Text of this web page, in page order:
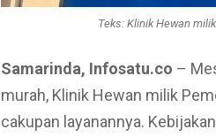
Teks: Klinik Hewan
Samarinda, Infosatu.co –
murah, Klinik Hewan milik
cakupan layanannya.